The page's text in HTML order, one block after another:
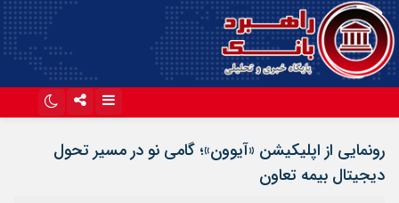
آپارات
رونمایی از اپلیکیشن «آیوون»؛ گامی نو در مسیر تحول
دیجیتال بیمه تعاون